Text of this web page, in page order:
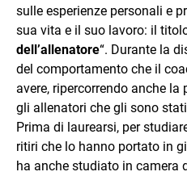
sulle esperienze personali e
sua vita e il suo lavoro: il
dell’allenatore“. Durante la
del comportamento che il
avere, ripercorrendo anche
gli allenatori che gli sono
Prima di laurearsi, per
ritiri che lo hanno portato in
ha anche studiato in camera